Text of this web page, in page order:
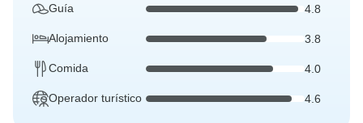
Guía 4.8
Alojamiento 3.8
Comida 4.0
Operador turístico 4.6